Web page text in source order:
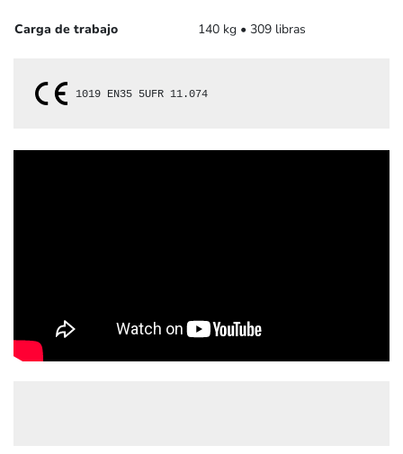
Carga de trabajo 140 kg • 309 libras
1019 EN35 5